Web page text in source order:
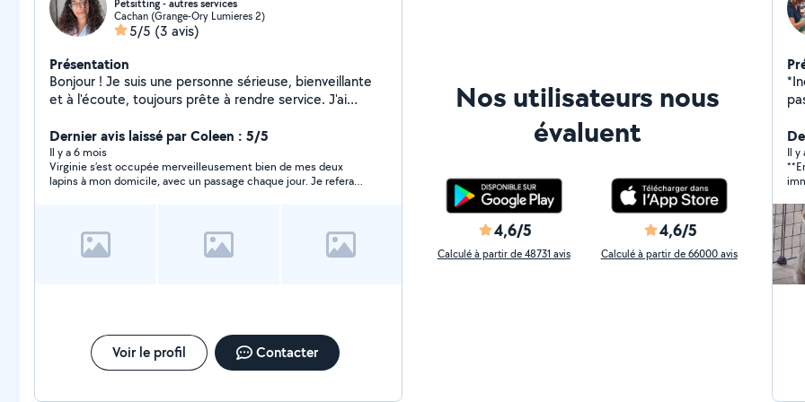
Petsitting - autres services
Cachan (Grange-Ory Lumieres 2)
5/5 (3 avis)
Présentation
Bonjour ! Je suis une personne sérieuse, bienveillante
et à l'écoute, toujours prête à rendre service. J'ai
(chats, chiens, lapins, oiseaux) et je peux aussi vous
aider pour des petites courses, du ménage ou d'autres
services du quotidien. N'hésitez pas à me contacter, je
suis réactive et motivée !
Dernier avis laissé par Coleen : 5/5
Il y a 6 mois
Virginie s’est occupée merveilleusement bien de mes deux
lapins à mon domicile, avec un passage chaque jour. Je referai
Voir le profil Contacter
Nos utilisateurs nous
évaluent
4,6/5
Calculé à partir de 48731 avis
4,6/5
Calculé à partir de 66000 avis
s en
Il y
Sa
le
pour